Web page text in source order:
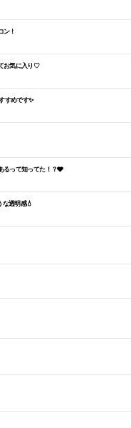
ン！
お気に入り♡
すめです✨
るって知ってた！？🩶
透明感💧